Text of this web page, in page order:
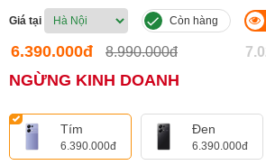
Giá tại Còn hàng
6.390.000đ 8.990.000đ
NGỪNG KINH DOANH
Tím
6.390.000đ
Đen
6.390.000đ